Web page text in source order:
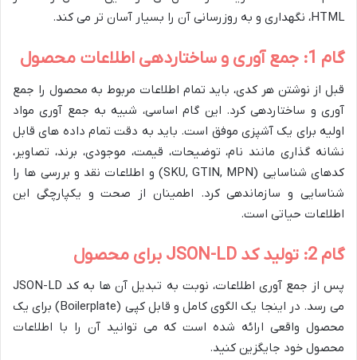
HTML، نگهداری و به روزرسانی آن را بسیار آسان تر می کند.
گام 1: جمع آوری و ساختاردهی اطلاعات محصول
قبل از نوشتن هر کدی، باید تمام اطلاعات مربوط به محصول را جمع
آوری و ساختاردهی کرد. این گام اساسی، شبیه به جمع آوری مواد
اولیه برای یک آشپزی موفق است. باید به دقت تمام داده های قابل
نشانه گذاری مانند نام، توضیحات، قیمت، موجودی، برند، تصاویر،
کدهای شناسایی (SKU, GTIN, MPN) و اطلاعات نقد و بررسی ها را
شناسایی و سازماندهی کرد. اطمینان از صحت و یکپارچگی این
اطلاعات حیاتی است.
گام 2: تولید کد JSON-LD برای محصول
پس از جمع آوری اطلاعات، نوبت به تبدیل آن ها به کد JSON-LD
می رسد. در اینجا یک الگوی کامل و قابل کپی (Boilerplate) برای یک
محصول واقعی ارائه شده است که می توانید آن را با اطلاعات
محصول خود جایگزین کنید.